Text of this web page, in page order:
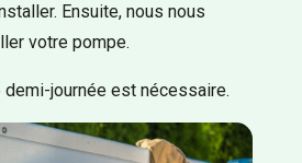
Ensuite, nous nous
votre pompe.
demi-journée est nécessaire.